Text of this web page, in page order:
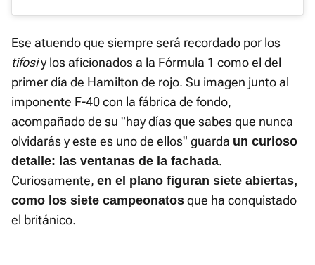
Ese atuendo que siempre será recordado por los
tifosiy los aficionados a la Fórmula 1 como el del
primer día de Hamilton de rojo. Su imagen junto al
imponente F-40 con la fábrica de fondo,
acompañado de su "hay días que sabes que nunca
olvidarás y este es uno de ellos" guarda un curioso
detalle: las ventanas de la fachada.
Curiosamente, en el plano figuran siete abiertas,
como los siete campeonatos que ha conquistado
el británico.